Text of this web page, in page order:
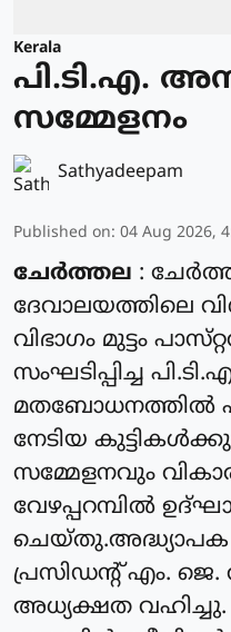
Kerala
പി.ടി.എ.
സമ്മേളനം
Sathyadeepam
Published on: 04 Aug 2026,
ചേർത്തല :
ദേവാലയത്തിലെ
വിഭാഗം മുട്ടം
സംഘടിപ്പിച്ച
മതബോധനത്തിൽ
നേടിയ
സമ്മേളനവും
വേഴപ്പറമ്പിൽ
ചെയ്തു.അദ്ധ്യാപക
പ്രസിഡന്റ്‌ എം.
അധ്യക്ഷത വഹിച്ചു.